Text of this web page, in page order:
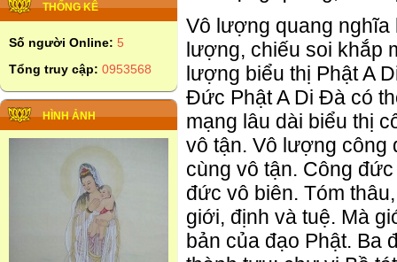
THỐNG KÊ
Số người Online: 5
Tổng truy cập: 0953568
HÌNH ẢNH
Vô lượng quang
lượng, chiếu soi khắp
lượng biểu thị Phật A
Đức Phật A Di Đà có
mạng lâu dài biểu thị
vô tận. Vô lượng công
cùng vô tận. Công
đức vô biên. Tóm
giới, định và tuệ. Mà
bản của đạo Phật. Ba